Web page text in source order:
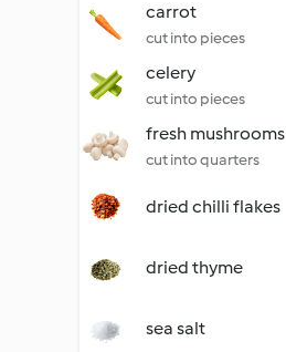
carrot
cut into pieces
celery
cut into pieces
fresh mushrooms
cut into quarters
dried chilli flakes
dried thyme
sea salt